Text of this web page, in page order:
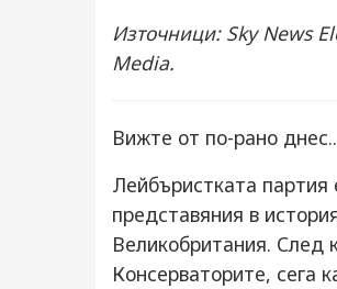
Източници: Sky News
Media.
Вижте от по-рано
Лейбъристката партия
представяния в
Великобритания. След
Консерваторите, сега